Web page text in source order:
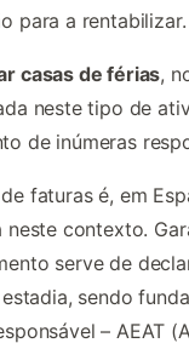
para a rentabilizar.
casas de férias,
neste tipo de
de inúmeras
faturas é, em
contexto.
serve de
sendo
– AEAT